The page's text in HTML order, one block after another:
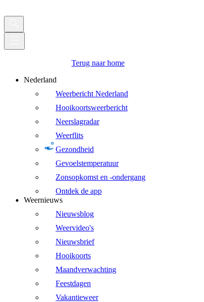
Terug naar home
Nederland
Weerbericht Nederland
Hooikoortsweerbericht
Neerslagradar
Weerflits
Gezondheid
Gevoelstemperatuur
Zonsopkomst en -ondergang
Ontdek de app
Weernieuws
Nieuwsblog
Weervideo's
Nieuwsbrief
Hooikoorts
Maandverwachting
Feestdagen
Vakantieweer